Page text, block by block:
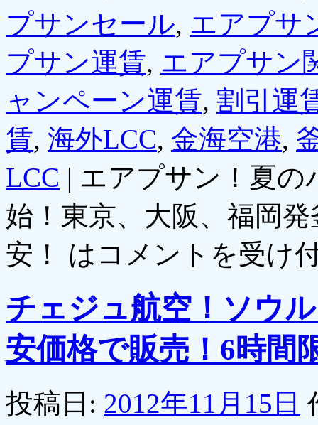
プサンセール, エアプサ
プサン運賃, エアプサン
ャンペーン運賃, 割引運
賃, 海外LCC, 金海空港,
LCC | エアプサン！夏の
始！東京、大阪、福岡
安！ は コメントを受け
チェジュ航空！ソウ
安価格で販売！6時間
投稿日: 2012年11月15日